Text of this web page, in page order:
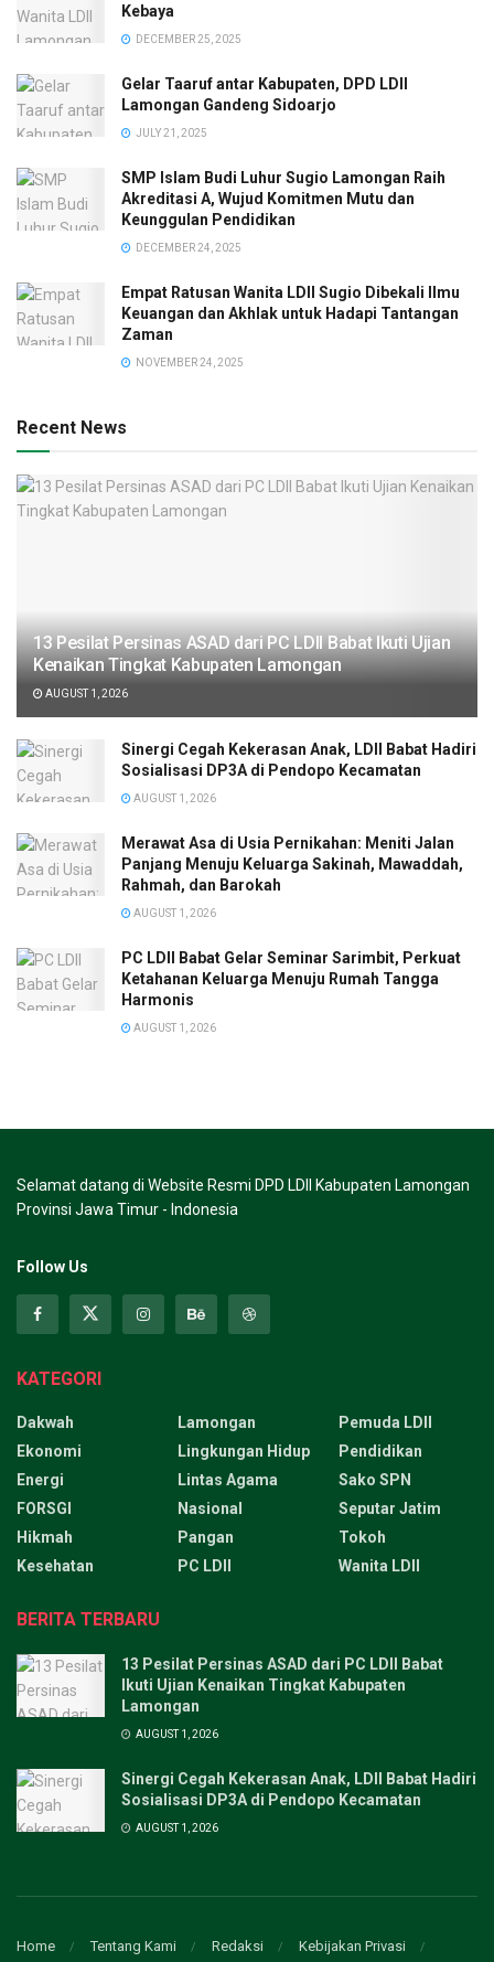
Kebaya
DECEMBER 25, 2025
Gelar Taaruf antar Kabupaten, DPD LDII
Lamongan Gandeng Sidoarjo
JULY 21, 2025
SMP Islam Budi Luhur Sugio Lamongan Raih
Akreditasi A, Wujud Komitmen Mutu dan
Keunggulan Pendidikan
DECEMBER 24, 2025
Empat Ratusan Wanita LDII Sugio Dibekali Ilmu
Keuangan dan Akhlak untuk Hadapi Tantangan
Zaman
NOVEMBER 24, 2025
Recent News
13 Pesilat Persinas ASAD dari PC LDII Babat Ikuti Ujian
Kenaikan Tingkat Kabupaten Lamongan
AUGUST 1, 2026
Sinergi Cegah Kekerasan Anak, LDII Babat Hadiri
Sosialisasi DP3A di Pendopo Kecamatan
AUGUST 1, 2026
Merawat Asa di Usia Pernikahan: Meniti Jalan
Panjang Menuju Keluarga Sakinah, Mawaddah,
Rahmah, dan Barokah
AUGUST 1, 2026
PC LDII Babat Gelar Seminar Sarimbit, Perkuat
Ketahanan Keluarga Menuju Rumah Tangga
Harmonis
AUGUST 1, 2026
Selamat datang di Website Resmi DPD LDII Kabupaten Lamongan
Provinsi Jawa Timur - Indonesia
Follow Us
KATEGORI
Dakwah
Ekonomi
Energi
FORSGI
Hikmah
Kesehatan
Lamongan
Lingkungan Hidup
Lintas Agama
Nasional
Pangan
PC LDII
Pemuda LDII
Pendidikan
Sako SPN
Seputar Jatim
Tokoh
Wanita LDII
BERITA TERBARU
13 Pesilat Persinas ASAD dari PC LDII Babat
Ikuti Ujian Kenaikan Tingkat Kabupaten
Lamongan
AUGUST 1, 2026
Sinergi Cegah Kekerasan Anak, LDII Babat Hadiri
Sosialisasi DP3A di Pendopo Kecamatan
AUGUST 1, 2026
Home Tentang Kami Redaksi
Kebijakan Privasi